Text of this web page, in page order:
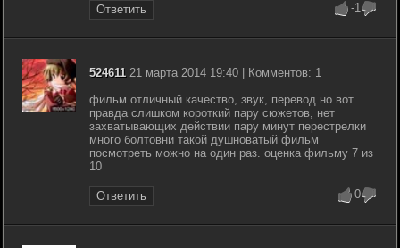
Ответить -1
524611 21 марта 2014 19:40 | Комментов: 1
фильм отличный качество, звук, перевод но вот
правда слишком короткий пару сюжетов, нет
захватывающих действии пару минут перестрелки
много болтовни такой душноватый фильм
посмотреть можно на один раз. оценка фильму 7 из
10
Ответить 0